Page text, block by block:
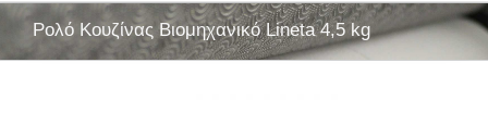
Ρολό Κουζίνας Βιομηχανικό Lineta 4,5 kg